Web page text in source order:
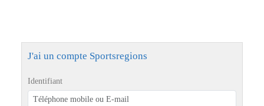
J'ai un compte Sportsregions
Identifiant